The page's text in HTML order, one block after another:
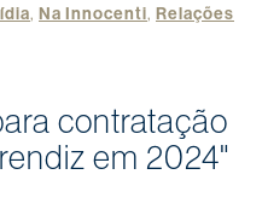
, Na Innocenti, Relações
contratação
em 2024"